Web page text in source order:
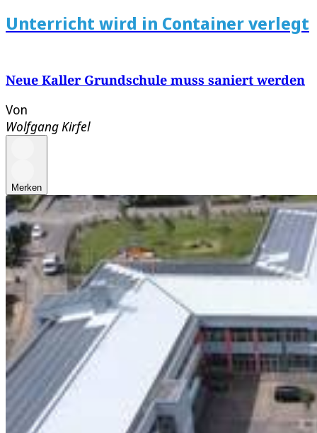
Unterricht wird in Container verlegt
Neue Kaller Grundschule muss saniert werden
Von
Wolfgang Kirfel
Merken